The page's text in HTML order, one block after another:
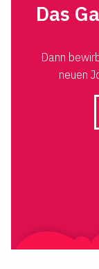
Das
Dann
neuen